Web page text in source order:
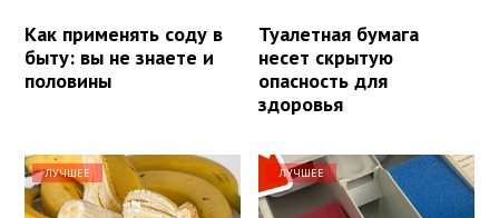
Как применять соду в
быту: вы не знаете и
половины
Туалетная бумага
несет скрытую
опасность для
здоровья
ЛУЧШЕЕ ЛУЧШЕЕ